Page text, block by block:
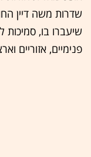
שדרות משה דיין
שיעברו בו, סמיכות
פנימיים, אזוריים